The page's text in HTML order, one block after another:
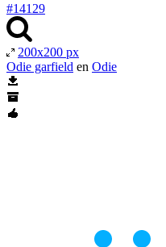
#14129
200x200 px
Odie garfield en Odie